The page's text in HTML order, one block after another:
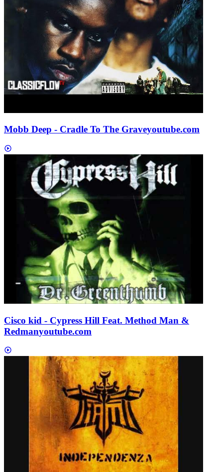
Mobb Deep - Cradle To The Graveyoutube.com
Cisco kid - Cypress Hill Feat. Method Man &
Redmanyoutube.com